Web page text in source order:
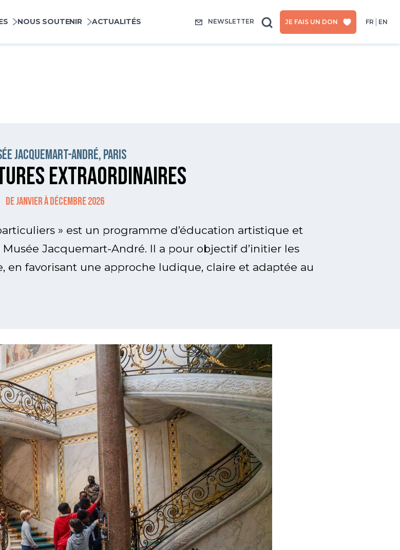
NOUS SOUTENIR ACTUALITÉS NEWSLETTER JE FAIS UN DON FR EN
Jacquemart-André, Paris
Extraordinaires
De janvier à décembre 2026
» est un programme d’éducation artistique et
Jacquemart-André. Il a pour objectif d’initier les
en favorisant une approche ludique, claire et adaptée au